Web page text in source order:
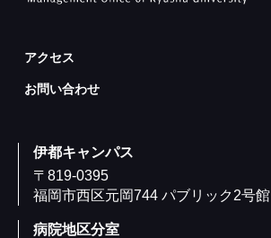
アクセス
お問い合わせ
伊都キャンパス
〒819-0395
福岡市西区元岡744 パブリック2号館
病院地区分室